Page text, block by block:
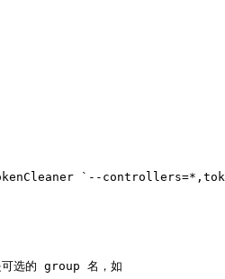
`--
选的 group 名，如